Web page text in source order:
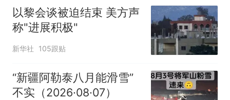
以黎会谈被迫结束 美方声
称"进展积极"
新华社 105跟贴
“新疆阿勒泰八月能滑雪”
不实（2026·08·07）